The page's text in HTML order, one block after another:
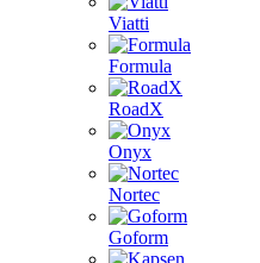
Viatti
Formula
RoadX
Onyx
Nortec
Goform